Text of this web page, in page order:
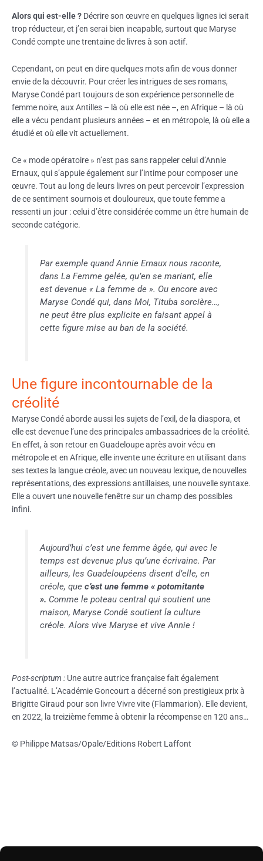
Alors qui est-elle ? Décrire son œuvre en quelques lignes ici serait
trop réducteur, et j’en serai bien incapable, surtout que Maryse
Condé compte une trentaine de livres à son actif.
Cependant, on peut en dire quelques mots afin de vous donner
envie de la découvrir. Pour créer les intrigues de ses romans,
Maryse Condé part toujours de son expérience personnelle de
femme noire, aux Antilles – là où elle est née –, en Afrique – là où
elle a vécu pendant plusieurs années – et en métropole, là où elle a
étudié et où elle vit actuellement.
Ce « mode opératoire » n’est pas sans rappeler celui d’Annie
Ernaux, qui s’appuie également sur l’intime pour composer une
œuvre. Tout au long de leurs livres on peut percevoir l’expression
de ce sentiment sournois et douloureux, que toute femme a
ressenti un jour : celui d’être considérée comme un être humain de
seconde catégorie.
Par exemple quand Annie Ernaux nous raconte,
dans La Femme gelée, qu’en se mariant, elle
est devenue « La femme de ». Ou encore avec
Maryse Condé qui, dans Moi, Tituba sorcière…,
ne peut être plus explicite en faisant appel à
cette figure mise au ban de la société.
Une figure incontournable de la
créolité
Maryse Condé aborde aussi les sujets de l’exil, de la diaspora, et
elle est devenue l’une des principales ambassadrices de la créolité.
En effet, à son retour en Guadeloupe après avoir vécu en
métropole et en Afrique, elle invente une écriture en utilisant dans
ses textes la langue créole, avec un nouveau lexique, de nouvelles
représentations, des expressions antillaises, une nouvelle syntaxe.
Elle a ouvert une nouvelle fenêtre sur un champ des possibles
infini.
Aujourd’hui c’est une femme âgée, qui avec le
temps est devenue plus qu’une écrivaine. Par
ailleurs, les Guadeloupéens disent d’elle, en
créole, que c’est une femme « potomitante
». Comme le poteau central qui soutient une
maison, Maryse Condé soutient la culture
créole. Alors vive Maryse et vive Annie !
Post-scriptum : Une autre autrice française fait également
l’actualité. L’Académie Goncourt a décerné son prestigieux prix à
Brigitte Giraud pour son livre Vivre vite (Flammarion). Elle devient,
en 2022, la treizième femme à obtenir la récompense en 120 ans…
© Philippe Matsas/Opale/Editions Robert Laffont